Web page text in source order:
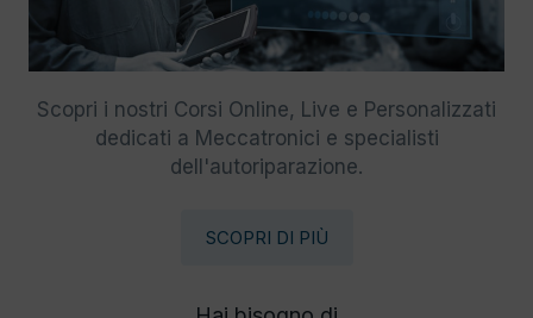
Scopri i nostri Corsi Online, Live e Personalizzati
dedicati a Meccatronici e specialisti
dell'autoriparazione.
SCOPRI DI PIÙ